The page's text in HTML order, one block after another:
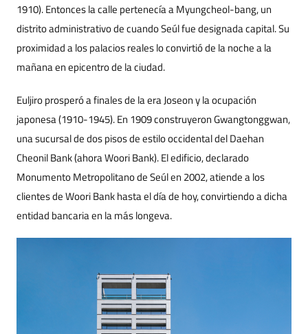
1910). Entonces la calle pertenecía a Myungcheol-bang, un
distrito administrativo de cuando Seúl fue designada capital. Su
proximidad a los palacios reales lo convirtió de la noche a la
mañana en epicentro de la ciudad.
Euljiro prosperó a finales de la era Joseon y la ocupación
japonesa (1910-1945). En 1909 construyeron Gwangtonggwan,
una sucursal de dos pisos de estilo occidental del Daehan
Cheonil Bank (ahora Woori Bank). El edificio, declarado
Monumento Metropolitano de Seúl en 2002, atiende a los
clientes de Woori Bank hasta el día de hoy, convirtiendo a dicha
entidad bancaria en la más longeva.